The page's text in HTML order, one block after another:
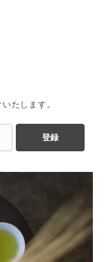
たします。
登録